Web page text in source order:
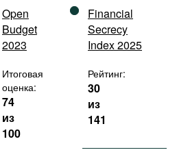
Open
Budget
2023
Итоговая
оценка:
74
из
100
Financial
Secrecy
Index 2025
Рейтинг:
30
из
141